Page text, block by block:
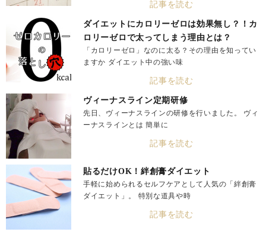
記事を読む
ダイエットにカロリーゼロは効果無し？！カ
ロリーゼロで太ってしまう理由とは？
「カロリーゼロ」なのに太る？その理由を知ってい
ますか ダイエット中の強い味
記事を読む
ヴィーナスライン定期研修
先日、ヴィーナスラインの研修を行いました。 ヴィ
ーナスラインとは 簡単に
記事を読む
貼るだけOK！絆創膏ダイエット
手軽に始められるセルフケアとして人気の「絆創膏
ダイエット」。 特別な道具や時
記事を読む